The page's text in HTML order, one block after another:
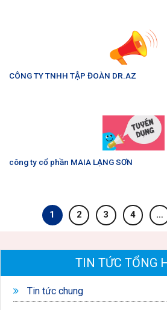
CÔNG TY TNHH TẬP ĐOÀN DR.AZ
công ty cổ phần MAIA LẠNG SƠN
1 2 3 4 …
TIN TỨC TỔNG
Tin tức chung